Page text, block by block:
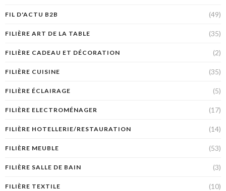
FIL D'ACTU B2B (49)
FILIÈRE ART DE LA TABLE (35)
FILIÈRE CADEAU ET DÉCORATION (2)
FILIÈRE CUISINE (35)
FILIÈRE ÉCLAIRAGE (5)
FILIÈRE ELECTROMÉNAGER (17)
FILIÈRE HOTELLERIE/RESTAURATION (14)
FILIÈRE MEUBLE (53)
FILIÈRE SALLE DE BAIN (3)
FILIÈRE TEXTILE (10)